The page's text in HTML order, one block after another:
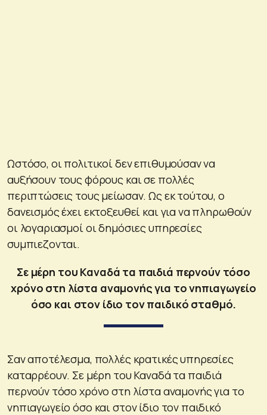
Ωστόσο, οι πολιτικοί δεν επιθυμούσαν να
αυξήσουν τους φόρους και σε πολλές
περιπτώσεις τους μείωσαν. Ως εκ τούτου, ο
δανεισμός έχει εκτοξευθεί και για να πληρωθούν
οι λογαριασμοί οι δημόσιες υπηρεσίες
συμπιεζονται.
Σε μέρη του Καναδά τα παιδιά περνούν τόσο
χρόνο στη λίστα αναμονής για το νηπιαγωγείο
όσο και στον ίδιο τον παιδικό σταθμό.
Σαν αποτέλεσμα, πολλές κρατικές υπηρεσίες
καταρρέουν. Σε μέρη του Καναδά τα παιδιά
περνούν τόσο χρόνο στη λίστα αναμονής για το
νηπιαγωγείο όσο και στον ίδιο τον παιδικό